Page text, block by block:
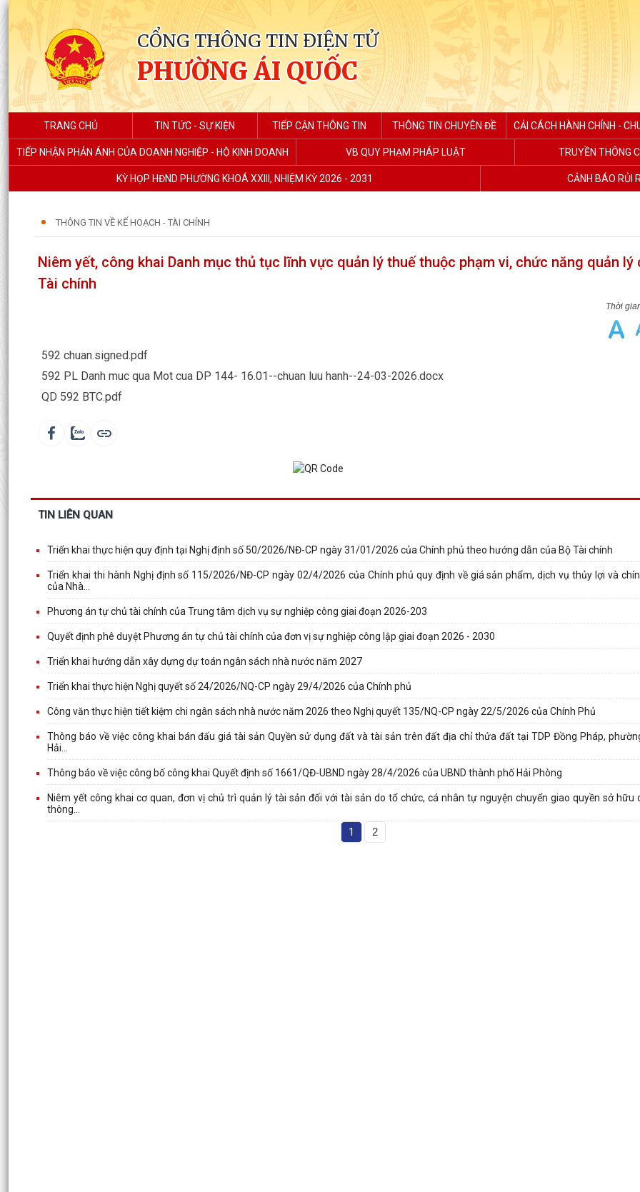
CỔNG THÔNG TIN ĐIỆN TỬ
PHƯỜNG ÁI QUỐC
TRANG CHỦ TIN TỨC - SỰ KIỆN TIẾP CẬN THÔNG TIN THÔNG TIN CHUYÊN ĐỀ CẢI CÁCH HÀNH CHÍNH -
TIẾP NHẬN PHẢN ÁNH CỦA DOANH NGHIỆP - HỘ KINH DOANH VB QUY PHẠM PHÁP LUẬT TRUYỀN THÔNG
KỲ HỌP HĐND PHƯỜNG KHOÁ XXIII, NHIỆM KỲ 2026 - 2031 CẢNH BÁO RỦI
THÔNG TIN VỀ KẾ HOẠCH - TÀI CHÍNH
Niêm yết, công khai Danh mục thủ tục lĩnh vực quản lý thuế thuộc phạm vi, chức năng quản lý
Tài chính
592 chuan.signed.pdf
592 PL Danh muc qua Mot cua DP 144- 16.01--chuan luu hanh--24-03-2026.docx
QD 592 BTC.pdf
TIN LIÊN QUAN
Triển khai thực hiện quy định tại Nghị định số 50/2026/NĐ-CP ngày 31/01/2026 của Chính phủ theo hướng dẫn của Bộ Tài chính
Triển khai thi hành Nghị định số 115/2026/NĐ-CP ngày 02/4/2026 của Chính phủ quy định về giá sản phẩm, dịch vụ thủy lợi và
của Nhà...
Phương án tự chủ tài chính của Trung tâm dịch vụ sự nghiệp công giai đoạn 2026-203
Quyết định phê duyệt Phương án tự chủ tài chính của đơn vị sự nghiệp công lập giai đoạn 2026 - 2030
Triển khai hướng dẫn xây dựng dự toán ngân sách nhà nước năm 2027
Triển khai thực hiện Nghị quyết số 24/2026/NQ-CP ngày 29/4/2026 của Chính phủ
Công văn thực hiện tiết kiệm chi ngân sách nhà nước năm 2026 theo Nghị quyết 135/NQ-CP ngày 22/5/2026 của Chính Phủ
Thông báo về việc công khai bán đấu giá tài sản Quyền sử dụng đất và tài sản trên đất địa chỉ thửa đất tại TDP Đồng Pháp,
Hải...
Thông báo về việc công bố công khai Quyết định số 1661/QĐ-UBND ngày 28/4/2026 của UBND thành phố Hải Phòng
Niêm yết công khai cơ quan, đơn vị chủ trì quản lý tài sản đối với tài sản do tổ chức, cá nhân tự nguyện chuyển giao quyền sở hữu
thông...
1 2